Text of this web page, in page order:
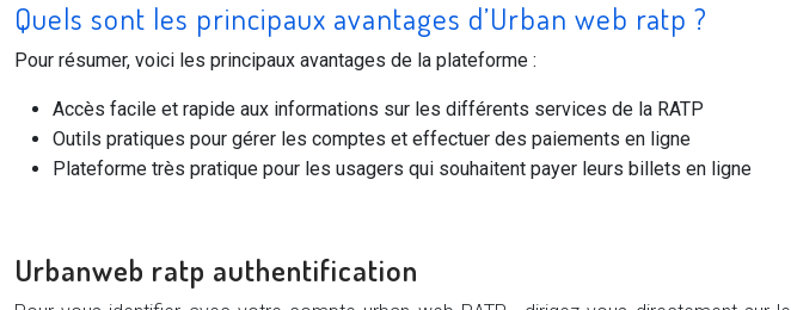
Quels sont les principaux avantages d’Urban web ratp ?
Pour résumer, voici les principaux avantages de la plateforme :
Accès facile et rapide aux informations sur les différents services de la RATP
Outils pratiques pour gérer les comptes et effectuer des paiements en ligne
Plateforme très pratique pour les usagers qui souhaitent payer leurs billets en ligne
Urbanweb ratp authentification